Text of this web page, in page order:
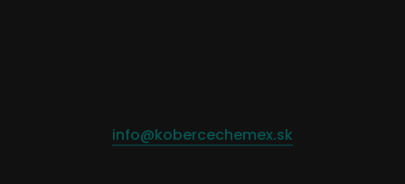
info@kobercechemex.sk